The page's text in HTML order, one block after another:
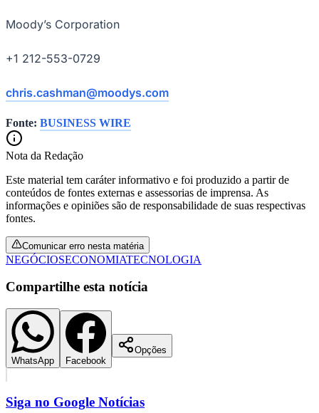
Flamengo
Moody’s Corporation
+1 212-553-0729
chris.cashman@moodys.com
Fonte: BUSINESS WIRE
Nota da Redação
Este material tem caráter informativo e foi produzido a partir de
conteúdos de fontes externas e assessorias de imprensa. As
informações e opiniões são de responsabilidade de suas respectivas
fontes.
Comunicar erro nesta matéria
NEGÓCIOSECONOMIATECNOLOGIA
Compartilhe esta notícia
WhatsApp Facebook
Opções
Siga no Google Notícias